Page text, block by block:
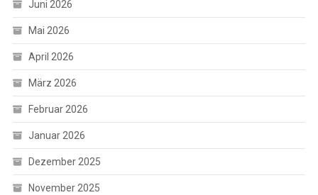
Juni 2026
Mai 2026
April 2026
März 2026
Februar 2026
Januar 2026
Dezember 2025
November 2025